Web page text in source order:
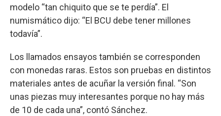
modelo “tan chiquito que se te perdía”. El
numismático dijo: “El BCU debe tener millones
todavía”.
Los llamados ensayos también se corresponden
con monedas raras. Estos son pruebas en distintos
materiales antes de acuñar la versión final. “Son
unas piezas muy interesantes porque no hay más
de 10 de cada una”, contó Sánchez.